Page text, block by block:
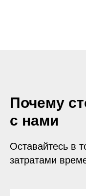
Почему
с нами
Оставайтесь в
затратами